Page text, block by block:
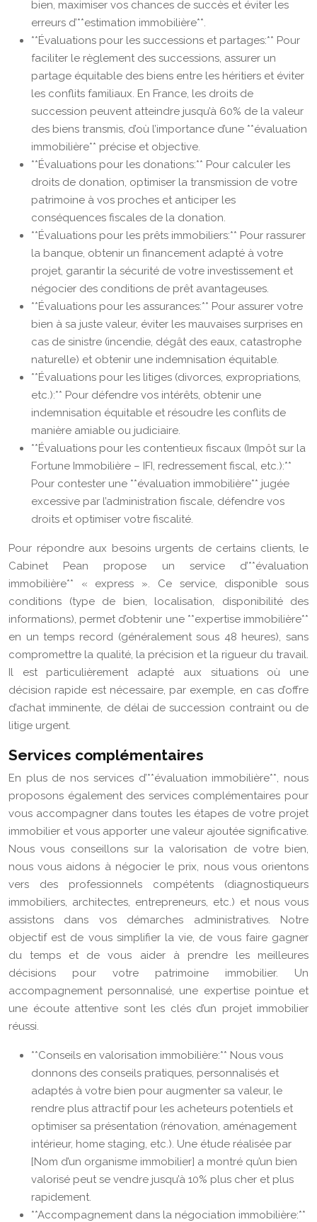
bien, maximiser vos chances de succès et éviter les
erreurs d’**estimation immobilière**.
**Évaluations pour les successions et partages:** Pour
faciliter le règlement des successions, assurer un
partage équitable des biens entre les héritiers et éviter
les conflits familiaux. En France, les droits de
succession peuvent atteindre jusqu’à 60% de la valeur
des biens transmis, d’où l’importance d’une **évaluation
immobilière** précise et objective.
**Évaluations pour les donations:** Pour calculer les
droits de donation, optimiser la transmission de votre
patrimoine à vos proches et anticiper les
conséquences fiscales de la donation.
**Évaluations pour les prêts immobiliers:** Pour rassurer
la banque, obtenir un financement adapté à votre
projet, garantir la sécurité de votre investissement et
négocier des conditions de prêt avantageuses.
**Évaluations pour les assurances:** Pour assurer votre
bien à sa juste valeur, éviter les mauvaises surprises en
cas de sinistre (incendie, dégât des eaux, catastrophe
naturelle) et obtenir une indemnisation équitable.
**Évaluations pour les litiges (divorces, expropriations,
etc.):** Pour défendre vos intérêts, obtenir une
indemnisation équitable et résoudre les conflits de
manière amiable ou judiciaire.
**Évaluations pour les contentieux fiscaux (Impôt sur la
Fortune Immobilière – IFI, redressement fiscal, etc.):**
Pour contester une **évaluation immobilière** jugée
excessive par l’administration fiscale, défendre vos
droits et optimiser votre fiscalité.
Pour répondre aux besoins urgents de certains clients, le
Cabinet Pean propose un service d’**évaluation
immobilière** « express ». Ce service, disponible sous
conditions (type de bien, localisation, disponibilité des
informations), permet d’obtenir une **expertise immobilière**
en un temps record (généralement sous 48 heures), sans
compromettre la qualité, la précision et la rigueur du travail.
Il est particulièrement adapté aux situations où une
décision rapide est nécessaire, par exemple, en cas d’offre
d’achat imminente, de délai de succession contraint ou de
litige urgent.
Services complémentaires
En plus de nos services d’**évaluation immobilière**, nous
proposons également des services complémentaires pour
vous accompagner dans toutes les étapes de votre projet
immobilier et vous apporter une valeur ajoutée significative.
Nous vous conseillons sur la valorisation de votre bien,
nous vous aidons à négocier le prix, nous vous orientons
vers des professionnels compétents (diagnostiqueurs
immobiliers, architectes, entrepreneurs, etc.) et nous vous
assistons dans vos démarches administratives. Notre
objectif est de vous simplifier la vie, de vous faire gagner
du temps et de vous aider à prendre les meilleures
décisions pour votre patrimoine immobilier. Un
accompagnement personnalisé, une expertise pointue et
une écoute attentive sont les clés d’un projet immobilier
réussi.
**Conseils en valorisation immobilière:** Nous vous
donnons des conseils pratiques, personnalisés et
adaptés à votre bien pour augmenter sa valeur, le
rendre plus attractif pour les acheteurs potentiels et
optimiser sa présentation (rénovation, aménagement
intérieur, home staging, etc.). Une étude réalisée par
[Nom d’un organisme immobilier] a montré qu’un bien
valorisé peut se vendre jusqu’à 10% plus cher et plus
rapidement.
**Accompagnement dans la négociation immobilière:**